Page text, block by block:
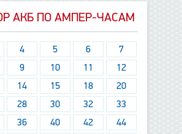
АКБ ПО АМПЕР-ЧАСАМ
4 5 6
7
9 10 11
12
14 15 18
20
28 30 32
33
36 40 42
44